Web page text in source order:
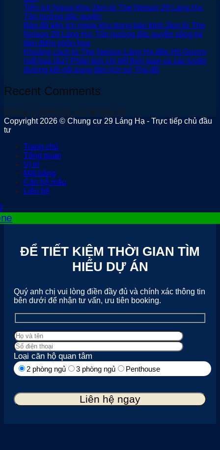
Tiện ích Ngoại Khu 2km từ The Nelson 29 Láng Hạ:
Tận hưởng đặc quyền
Bản đồ tiện ích ngoại khu trong bán kính 2km từ The
Nelson 29 Láng Hạ: Tận hưởng đặc quyền sống tại
tâm điểm phồn hoa
Khoảng cách từ The Nelson Láng Hạ đến Hồ Gươm
mất bao lâu? Phân tích chi tiết thời gian và các tuyến
đường kết nối trung tâm lịch sử Thủ đô
Recent Comments
Không có bình luận nào để hiển thị.
Copyright 2026 © Chung cư 29 Láng Hạ - Trực tiếp chủ đầu
tư
Trang chủ
Tổng quan
Vị trí
Mặt bằng
Căn hộ mẫu
Liên hệ
ĐỂ TIẾT KIỆM THỜI GIAN TÌM
HIỂU DỰ ÁN
Quý anh chị vui lòng điền đầy đủ và chính xác thông tin
bên dưới để nhận tư vấn, ưu tiên booking.
Loại căn hộ quan tâm
2 phòng ngủ 3 phòng ngủ Penthouse